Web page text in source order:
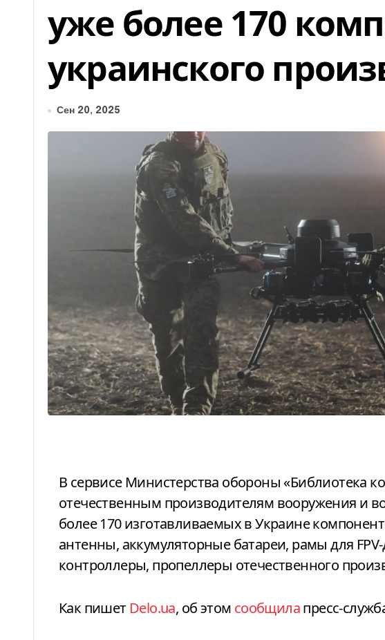
уже более 170
украинского
Сен 20, 2025
В сервисе Министерства обороны «Библиотека комплектующих»
отечественным производителям вооружения и
более 170 изготавливаемых в Украине
антенны, аккумуляторные батареи, рамы для
контроллеры, пропеллеры отечественного
Как пишет Delo.ua, об этом сообщилапресс-